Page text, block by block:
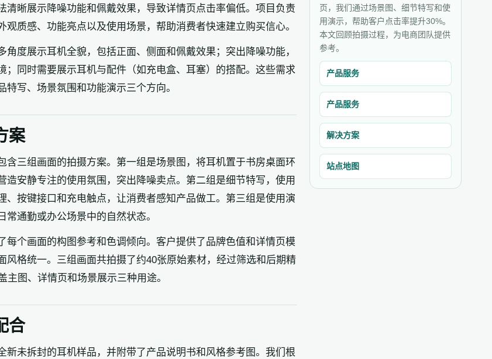
清晰展示降噪功能和佩戴效果，导致详情页点击率偏低。项目负责
观质感、功能亮点以及使用场景，帮助消费者快速建立购买信心。
角度展示耳机全貌，包括正面、侧面和佩戴效果；突出降噪功能，
；同时需要展示耳机与配件（如充电盒、耳塞）的搭配。这些需求
特写、场景氛围和功能演示三个方向。
案
含三组画面的拍摄方案。第一组是场景图，将耳机置于书房桌面环
造安静专注的使用氛围，突出降噪卖点。第二组是细节特写，使用
、按键接口和充电触点，让消费者感知产品做工。第三组是使用演
通勤或办公场景中的自然状态。
每个画面的构图参考和色调倾向。客户提供了品牌色值和详情页模
风格统一。三组画面共拍摄了约40张原始素材，经过筛选和后期精
主图、详情页和场景展示三种用途。
合
新未拆封的耳机样品，并附带了产品说明书和风格参考图。我们根
页，我们通过场景图、细节特写和使
用演示，帮助客户点击率提升30%。
本文回顾拍摄过程，为电商团队提供
参考。
产品服务
产品服务
解决方案
站点地图